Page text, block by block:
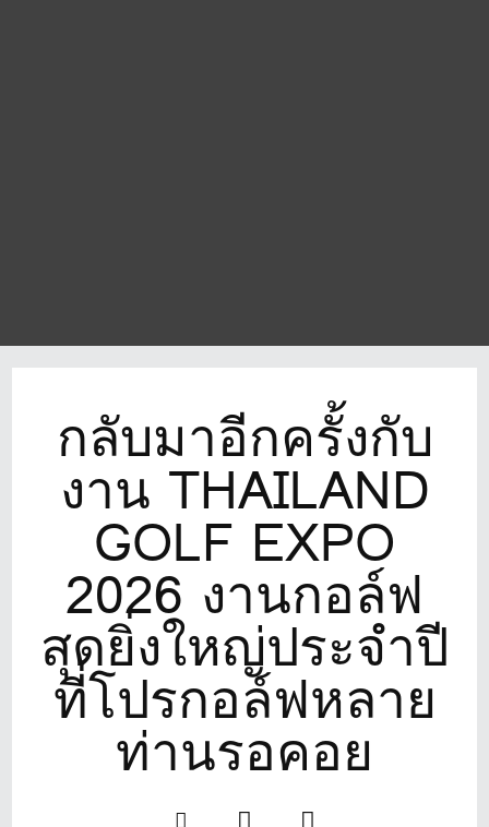
กลับมาอีกครั้งกับ
งาน THAILAND
GOLF EXPO
2026 งานกอล์ฟ
สุดยิ่งใหญ่ประจำปี
ที่โปรกอล์ฟหลาย
ท่านรอคอย